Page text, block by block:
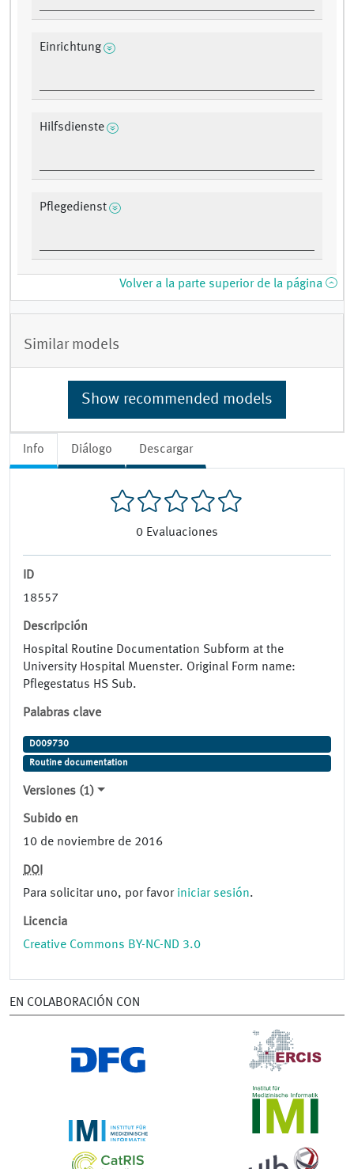
Info Diálogo Descargar
0 Evaluaciones
ID
18557
Descripción
Hospital Routine Documentation Subform at the
University Hospital Muenster. Original Form name:
Pflegestatus HS Sub.
Palabras clave
D009730
Routine documentation
Versiones (1)
Subido en
10 de noviembre de 2016
DOI
Para solicitar uno, por favor iniciar sesión.
Licencia
Creative Commons BY-NC-ND 3.0
Einrichtung
Hilfsdienste
Pflegedienst
Volver a la parte superior de la página
Similar models
Show recommended models
EN COLABORACIÓN CON